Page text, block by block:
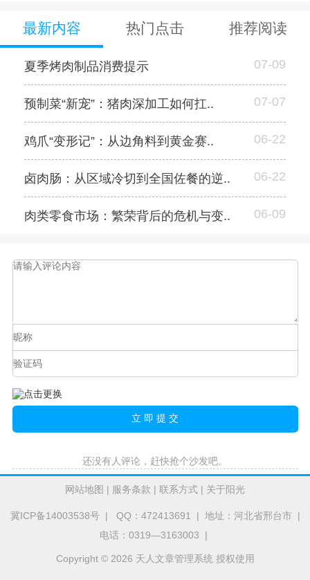
最新内容 热门点击 推荐阅读
夏季烤肉制品消费提示 07-09
预制菜“新宠”：猪肉深加工如何扛.. 07-07
鸡爪“变形记”：从边角料到黄金赛.. 06-22
卤肉肠：从区域冷切到全国佐餐的逆.. 06-22
肉类零食市场：繁荣背后的危机与变.. 06-09
还没有人评论，赶快抢个沙发吧。
网站地图 | 服务条款 | 联系方式 | 关于阳光
冀ICP备14003538号| QQ：472413691 | 地址：河北省邢台市 |
电话：0319—3163003 |
Copyright © 2026 天人文章管理系统 授权使用